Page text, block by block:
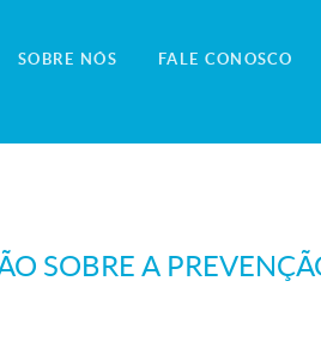
SOBRE NÓS FALE CONOSCO
SOBRE A